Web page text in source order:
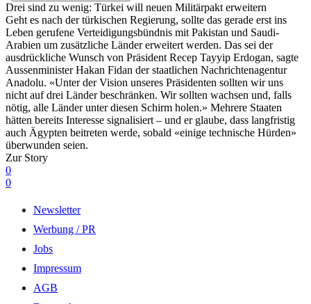
Drei sind zu wenig: Türkei will neuen Militärpakt erweitern
Geht es nach der türkischen Regierung, sollte das gerade erst ins
Leben gerufene Verteidigungsbündnis mit Pakistan und Saudi-
Arabien um zusätzliche Länder erweitert werden. Das sei der
ausdrückliche Wunsch von Präsident Recep Tayyip Erdogan, sagte
Aussenminister Hakan Fidan der staatlichen Nachrichtenagentur
Anadolu. «Unter der Vision unseres Präsidenten sollten wir uns
nicht auf drei Länder beschränken. Wir sollten wachsen und, falls
nötig, alle Länder unter diesen Schirm holen.» Mehrere Staaten
hätten bereits Interesse signalisiert – und er glaube, dass langfristig
auch Ägypten beitreten werde, sobald «einige technische Hürden»
überwunden seien.
Zur Story
0
0
Newsletter
Werbung / PR
Jobs
Impressum
AGB